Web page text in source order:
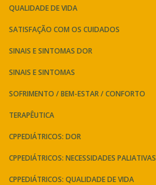
QUALIDADE DE VIDA
SATISFAÇÃO COM OS CUIDADOS
SINAIS E SINTOMAS DOR
SINAIS E SINTOMAS
SOFRIMENTO / BEM-ESTAR / CONFORTO
TERAPÊUTICA
CPPEDIÁTRICOS: DOR
CPPEDIÁTRICOS: NECESSIDADES PALIATIVAS
CPPEDIÁTRICOS: QUALIDADE DE VIDA